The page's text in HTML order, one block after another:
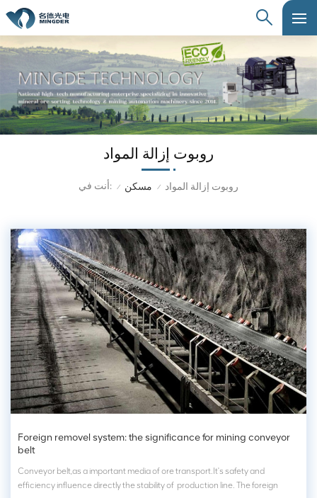
روبوت إزالة المواد
أنت في: / مسكن / روبوت إزالة المواد
Foreign removel system: the significance for mining conveyor
belt
Conveyor belt,as a important media of ore transport.It's safety and
efficiency influence directly the stability of production line. The foreign